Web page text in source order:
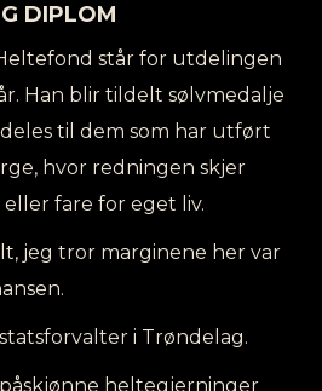
DIPLOM
står for utdelingen
Han blir tildelt sølvmedalje
til dem som har utført
hvor redningen skjer
fare for eget liv.
jeg tror marginene her var
i Trøndelag.
heltegjerninger